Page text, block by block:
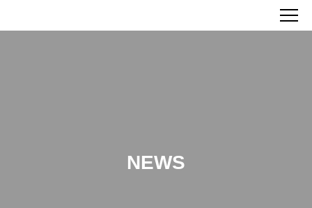
NEWS